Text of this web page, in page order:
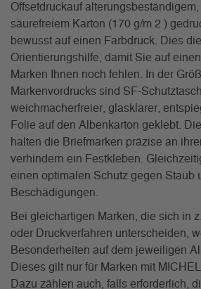
Offsetdruckauf alterungsbeständigem,
säurefreiem Karton (170 g/m 2 )
bewusst auf einen Farbdruck. Dies
Orientierungshilfe, damit Sie auf
Marken Ihnen noch fehlen. In der
Markenvordrucks sind SF-
weichmacherfreier, glasklarer,
Folie auf den Albenkarton geklebt.
halten die Briefmarken präzise an
verhindern ein Festkleben.
einen optimalen Schutz gegen Staub
Beschädigungen.
Bei gleichartigen Marken, die sich in
oder Druckverfahren unterscheiden,
Besonderheiten auf dem jeweiligen
Dieses gilt nur für Marken mit
Dazu zählen auch, falls erforderlich,